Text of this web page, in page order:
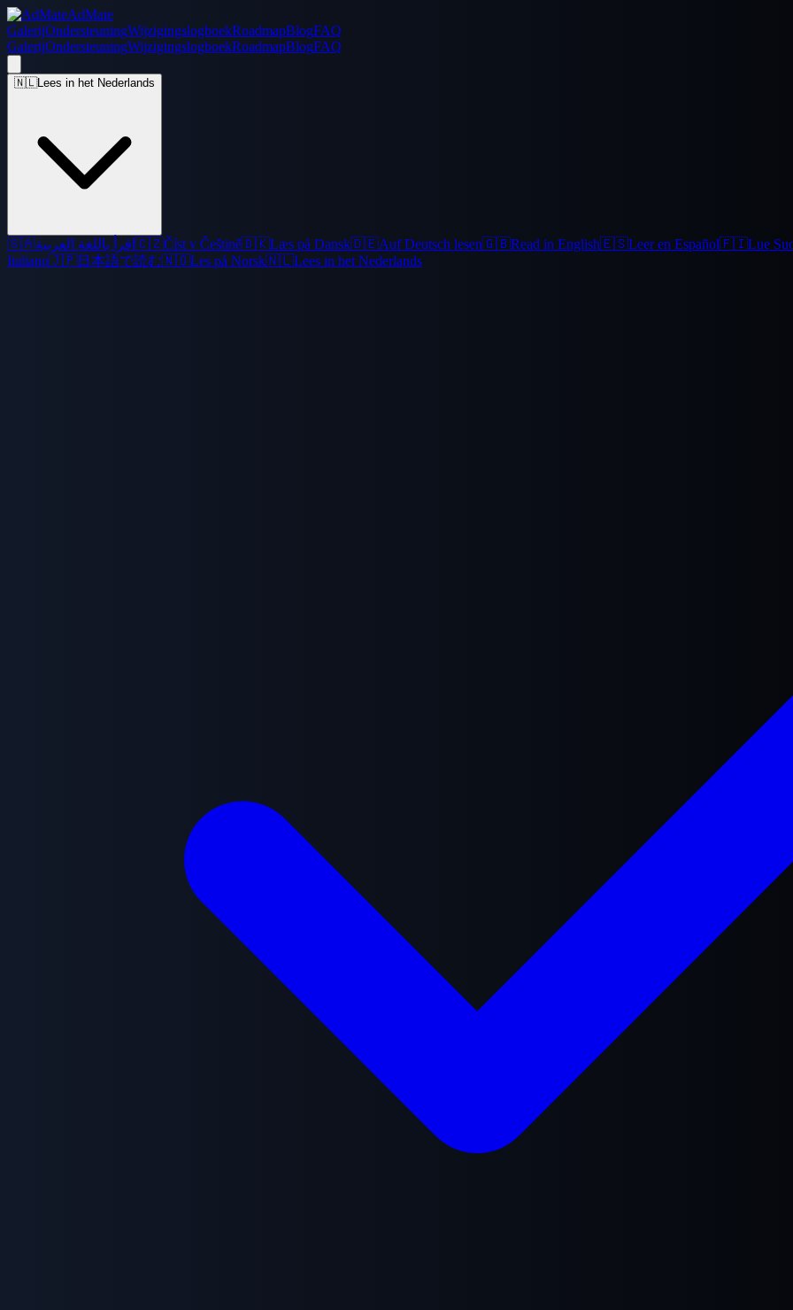
AdMate
GalerijOndersteuningWijzigingslogboekRoadmapBlogFAQ
GalerijOndersteuningWijzigingslogboekRoadmapBlogFAQ
🇳🇱Lees in het Nederlands
🇸🇦اقرأ باللغة العربية 🇨🇿Číst v Češtině🇩🇰Læs på Dansk🇩🇪Auf Deutsch lesen🇬🇧Read in English🇪🇸Leer en Español🇫🇮Lue
Italiano🇯🇵日本語で読む🇳🇴Les på Norsk🇳🇱Lees in het Nederlands